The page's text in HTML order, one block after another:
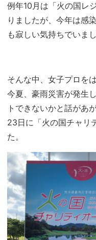
例年10月は「火の国レ
りましたが、今年は感
も寂しい気持ちでいまし
そんな中、女子プロを
今夏、豪雨災害が発生
トできないかと話があ
23日に「火の国チャリ
た。